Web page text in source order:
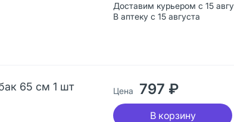
Доставим курьером с 15
В аптеку с 15 августа
65 см 1 шт Цена 797 ₽
В корзину